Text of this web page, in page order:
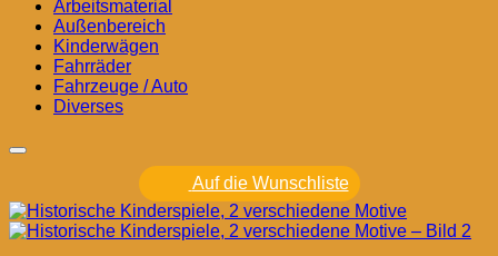
Arbeitsmaterial
Außenbereich
Kinderwägen
Fahrräder
Fahrzeuge / Auto
Diverses
Auf die Wunschliste